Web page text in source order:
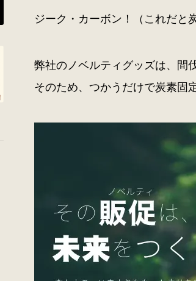
ジーク・カーボン！（これだと
弊社のノベルティグッズは、間
そのため、つかうだけで炭素固